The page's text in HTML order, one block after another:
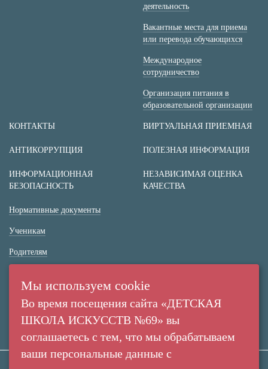
деятельность
Вакантные места для приема
или перевода обучающихся
Международное
сотрудничество
Организация питания в
образовательной организации
КОНТАКТЫ ВИРТУАЛЬНАЯ ПРИЕМНАЯ
АНТИКОРРУПЦИЯ ПОЛЕЗНАЯ ИНФОРМАЦИЯ
ИНФОРМАЦИОННАЯ
БЕЗОПАСНОСТЬ
Нормативные документы
Ученикам
Родителям
НЕЗАВИСИМАЯ ОЦЕНКА
КАЧЕСТВА
пр. Ленина, 137/2
Мы используем cookie
Во время посещения сайта «ДЕТСКАЯ
ШКОЛА ИСКУССТВ №69» вы
соглашаетесь с тем, что мы обрабатываем
ваши персональные данные с